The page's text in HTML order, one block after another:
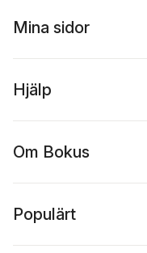
Mina sidor
Hjälp
Om Bokus
Populärt